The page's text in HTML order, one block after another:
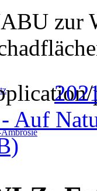
zur
Auf